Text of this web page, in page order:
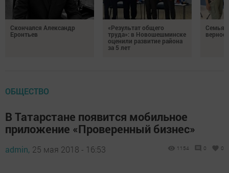
Скончался Александр
Еронтьев
«Результат общего
труда»: в Новошешминске
оценили развитие района
за 5 лет
Семья
ОБЩЕСТВО
В Татарстане появится мобильное
приложение «Проверенный бизнес»
admin, 25 мая 2018 - 16:53 1154 0 0